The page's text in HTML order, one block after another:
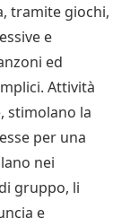
tramite giochi,
e
ed
Attività
stimolano la
per una
nei
gruppo, li
e